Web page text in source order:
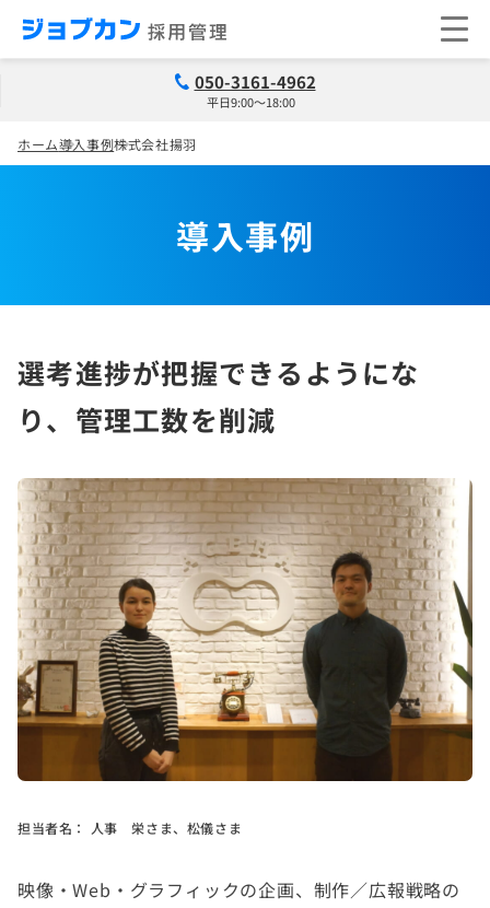
050-3161-4962
平日9:00～18:00
ホーム導入事例株式会社揚羽
導入事例
選考進捗が把握できるようにな
り、管理工数を削減
担当者名： 人事 栄さま、松儀さま
映像・Web・グラフィックの企画、制作／広報戦略の